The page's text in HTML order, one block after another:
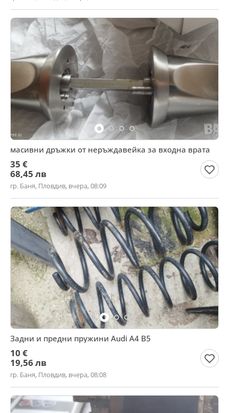
масивни дръжки от неръждавейка за входна врата
35 €
68,45 лв
гр. Баня, Пловдив, вчера, 08:09
Задни и предни пружини Audi A4 B5
10 €
19,56 лв
гр. Баня, Пловдив, вчера, 08:08